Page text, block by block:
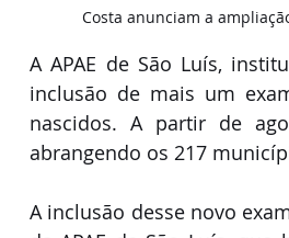
Costa anunciam a
A APAE de São Luís,
inclusão de mais um
nascidos. A partir de
abrangendo os 217
A inclusão desse novo